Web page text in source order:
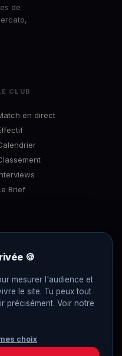
de
CLUB
en direct
Brief
🍪
mesurer l'audience et
le site. Tu peux tout
précisément. Voir notre
choix